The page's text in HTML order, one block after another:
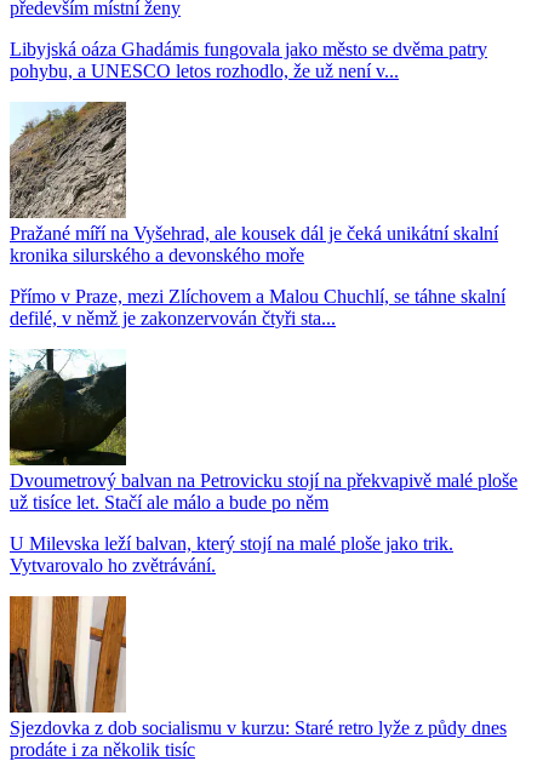
především místní ženy
Libyjská oáza Ghadámis fungovala jako město se dvěma patry
pohybu, a UNESCO letos rozhodlo, že už není v...
Pražané míří na Vyšehrad, ale kousek dál je čeká unikátní skalní
kronika silurského a devonského moře
Přímo v Praze, mezi Zlíchovem a Malou Chuchlí, se táhne skalní
defilé, v němž je zakonzervován čtyři sta...
Dvoumetrový balvan na Petrovicku stojí na překvapivě malé ploše
už tisíce let. Stačí ale málo a bude po něm
U Milevska leží balvan, který stojí na malé ploše jako trik.
Vytvarovalo ho zvětrávání.
Sjezdovka z dob socialismu v kurzu: Staré retro lyže z půdy dnes
prodáte i za několik tisíc